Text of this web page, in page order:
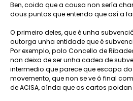
Ben, coido que a cousa non sería
dous puntos que entendo que así a
O primeiro deles, que é unha
outorga unha entidade que é
Por exemplo, polo Concello de
non deixa de ser unha cadea de
intermedio que parece que escapa
movemento, que non se ve ó final
de ACISA, aínda que os cartos